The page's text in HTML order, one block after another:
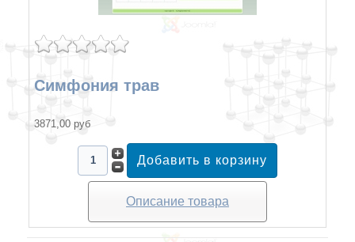
Симфония трав
3871,00 руб
Описание товара